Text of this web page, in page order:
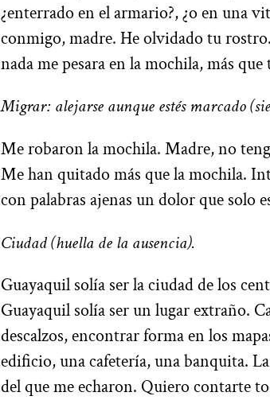
¿enterrado en el armario?, ¿o en una
conmigo, madre. He olvidado tu
nada me pesara en la mochila, más
Migrar: alejarse aunque estés marcado
Me robaron la mochila. Madre, no
Me han quitado más que la mochila.
con palabras ajenas un dolor que solo
Ciudad (huella de la ausencia).
Guayaquil solía ser la ciudad de los
Guayaquil solía ser un lugar extraño.
descalzos, encontrar forma en los
edificio, una cafetería, una banquita.
del que me echaron. Quiero contarte